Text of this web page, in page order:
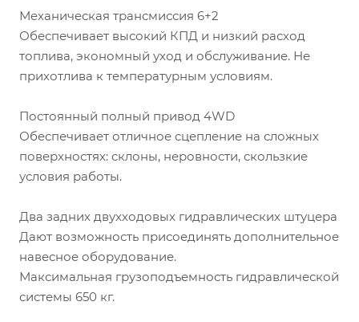
Механическая трансмиссия 6+2
Обеспечивает высокий КПД и низкий расход
топлива, экономный уход и обслуживание. Не
прихотлива к температурным условиям.
Постоянный полный привод 4WD
Обеспечивает отличное сцепление на сложных
поверхностях: склоны, неровности, скользкие
условия работы.
Два задних двухходовых гидравлических штуцера
Дают возможность присоединять дополнительное
навесное оборудование.
Максимальная грузоподъемность гидравлической
системы 650 кг.